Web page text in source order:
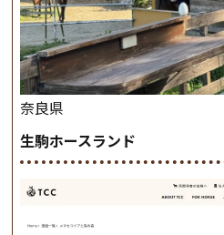
奈良県
生駒ホースランド